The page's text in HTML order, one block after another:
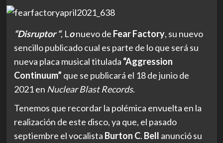
“Disruptor “, Lonuevo de Fear Factory, su nuevo
sencillo publicado cual es parte de lo que será su
nueva placa musical titulada “Aggression
Continuum” que se publicará el 18 de junio de
2021 en Nuclear Blast Records.
Tenemos que recordar la polémica envuelta en la
realización de este disco, ya que, el pasado
septiembre el vocalista Burton C. Bell anunció su